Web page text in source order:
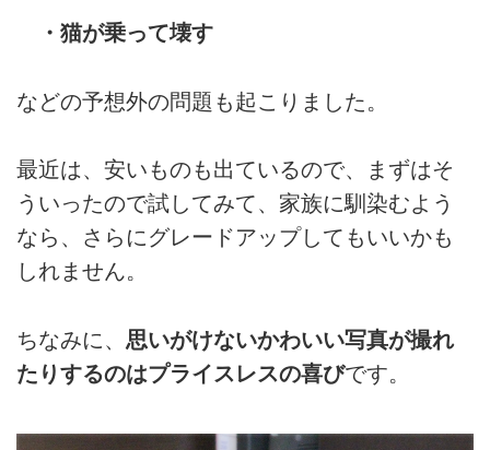
・猫が乗って壊す
などの予想外の問題も起こりました。
最近は、安いものも出ているので、まずはそ
ういったので試してみて、家族に馴染むよう
なら、さらにグレードアップしてもいいかも
しれません。
ちなみに、 思いがけないかわいい写真が撮れ
たりするのはプライスレスの喜びです。